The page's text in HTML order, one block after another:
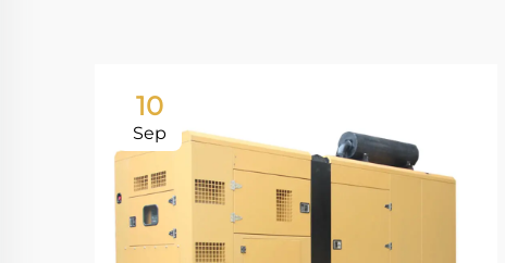
10
Sep